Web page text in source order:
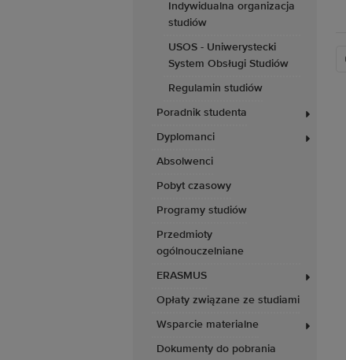
Indywidualna organizacja
studiów
USOS - Uniwerystecki
System Obsługi Studiów
Regulamin studiów
Poradnik studenta
Dyplomanci
Absolwenci
Pobyt czasowy
Programy studiów
Przedmioty
ogólnouczelniane
ERASMUS
Opłaty związane ze studiami
Wsparcie materialne
Dokumenty do pobrania